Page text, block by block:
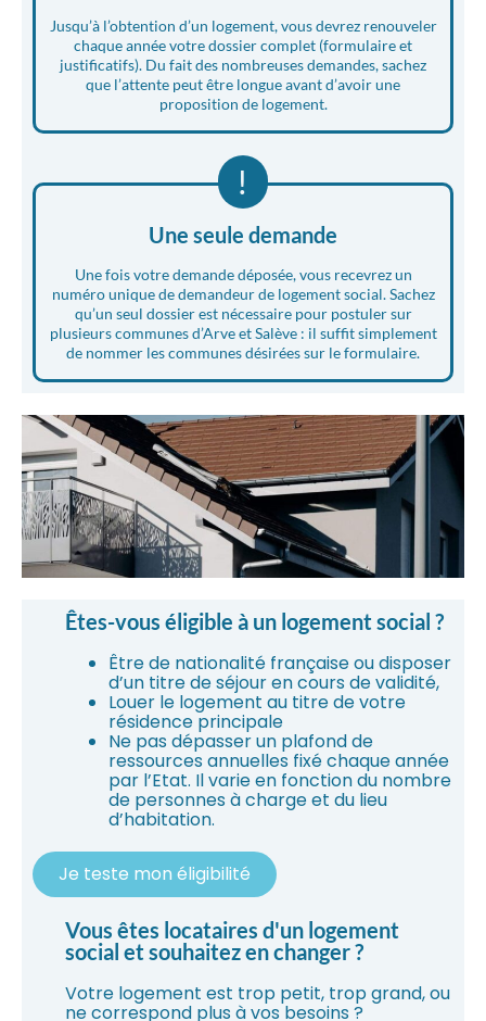
Jusqu’à l’obtention d’un logement, vous devrez renouveler
chaque année votre dossier complet (formulaire et
justificatifs). Du fait des nombreuses demandes, sachez
que l’attente peut être longue avant d’avoir une
proposition de logement.
!
Une seule demande
Une fois votre demande déposée, vous recevrez un
numéro unique de demandeur de logement social. Sachez
qu’un seul dossier est nécessaire pour postuler sur
plusieurs communes d’Arve et Salève : il suffit simplement
de nommer les communes désirées sur le formulaire.
Êtes-vous éligible à un logement social ?
Être de nationalité française ou disposer
d’un titre de séjour en cours de validité,
Louer le logement au titre de votre
résidence principale
Ne pas dépasser un plafond de
ressources annuelles fixé chaque année
par l’Etat. Il varie en fonction du nombre
de personnes à charge et du lieu
d’habitation.
Je teste mon éligibilité
Vous êtes locataires d'un logement
social et souhaitez en changer ?
Votre logement est trop petit, trop grand, ou
ne correspond plus à vos besoins ?